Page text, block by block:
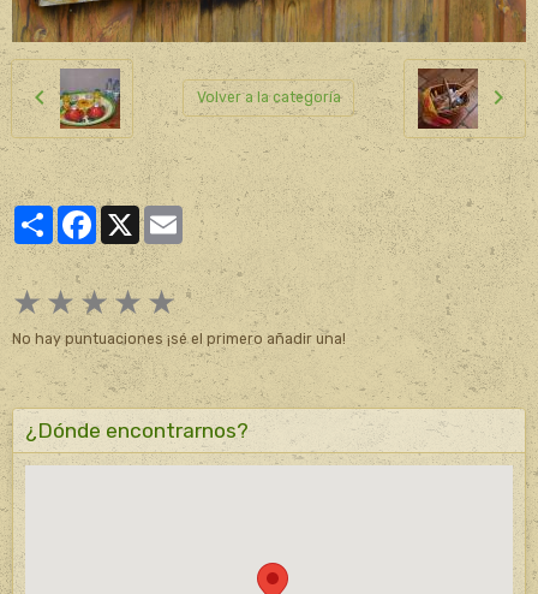
Volver a la categoría
PartagerFacebook
X Email
★★★★★
No hay puntuaciones ¡sé el primero añadir una!
¿Dónde encontrarnos?